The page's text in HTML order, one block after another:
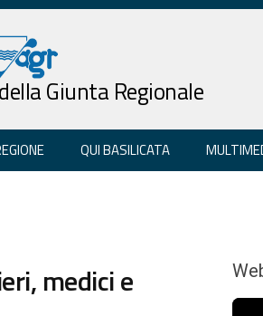
Giunta Regionale
QUI BASILICATA
medici e